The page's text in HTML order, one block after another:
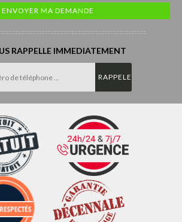
RAPPELLE IMMEDIATEMENT